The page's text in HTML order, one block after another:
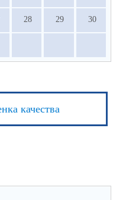
28 29 30
качества